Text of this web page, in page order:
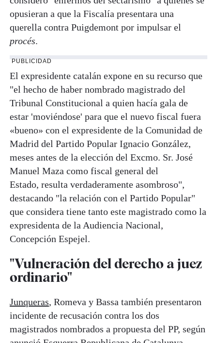
opusieran a que la Fiscalía presentara una
querella contra Puigdemont por impulsar el
procés.
PUBLICIDAD
El expresidente catalán expone en su recurso que
"el hecho de haber nombrado magistrado del
Tribunal Constitucional a quien hacía gala de
estar 'moviéndose' para que el nuevo fiscal fuera
«bueno» con el expresidente de la Comunidad de
Madrid del Partido Popular Ignacio González,
meses antes de la elección del Excmo. Sr. José
Manuel Maza como fiscal general del
Estado, resulta verdaderamente asombroso",
destacando "la relación con el Partido Popular"
que considera tiene tanto este magistrado como la
expresidenta de la Audiencia Nacional,
Concepción Espejel.
"Vulneración del derecho a juez
ordinario"
Junqueras, Romeva y Bassa también presentaron
incidente de recusación contra los dos
magistrados nombrados a propuesta del PP, según